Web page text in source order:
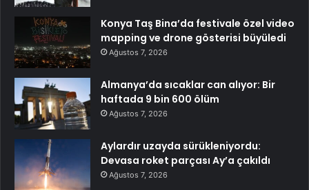
Konya Taş Bina’da festivale özel video
mapping ve drone gösterisi büyüledi
Ağustos 7, 2026
Almanya’da sıcaklar can alıyor: Bir
haftada 9 bin 600 ölüm
Ağustos 7, 2026
Aylardır uzayda sürükleniyordu:
Devasa roket parçası Ay’a çakıldı
Ağustos 7, 2026